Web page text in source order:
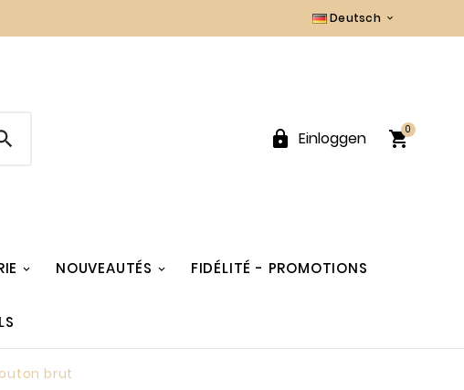
Deutsch 
 Einloggen 
0
NOUVEAUTÉS FIDÉLITÉ - PROMOTIONS
brut